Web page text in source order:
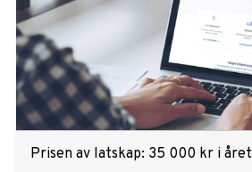
Prisen av latskap: 35 000 kr i året